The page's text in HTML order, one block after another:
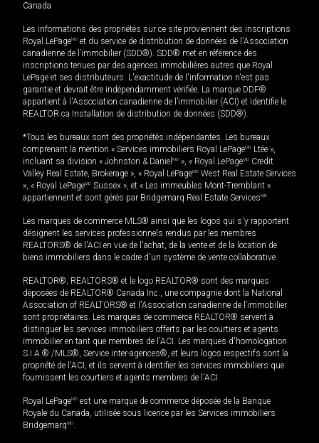
Canada
Les informations des propriétés sur ce site proviennent des inscriptions
Royal LePageMD et du service de distribution de données de l'Association
canadienne de l’immobilier (SDD®). SDD® met en référence des
inscriptions tenues par des agences immobilières autres que Royal
LePage et ses distributeurs. L'exactitude de l'information n'est pas
garantie et devrait être indépendamment vérifiée. La marque DDF®
appartient à l'Association canadienne de l’immobilier (ACI) et identifie le
REALTOR.ca Installation de distribution de données (SDD®).
*Tous les bureaux sont des propriétés indépendantes. Les bureaux
comprenant la mention « Services immobiliers Royal LePageMD Ltée »,
incluant sa division « Johnston & Daniel MD », « Royal LePageMD Credit
Valley Real Estate, Brokerage », « Royal LePageMD West Real Estate Services
», « Royal LePageMD Sussex », et « Les immeubles Mont-Tremblant »
appartiennent et sont gérés par Bridgemarq Real Estate ServicesMD.
Les marques de commerce MLS® ainsi que les logos qui s'y rapportent
désignent les services professionnels rendus par les membres
REALTORS® de l'ACI en vue de l'achat, de la vente et de la location de
biens immobiliers dans le cadre d'un système de vente collaborative.
REALTOR®, REALTORS® et le logo REALTOR® sont des marques
déposées de REALTOR® Canada Inc., une compagnie dont la National
Association of REALTORS® et l'Association canadienne de l’immobilier
sont propriétaires. Les marques de commerce REALTOR® servent à
distinguer les services immobiliers offerts par les courtiers et agents
immobilier en tant que membres de l'ACI. Les marques d'homologation
S.I.A.® /MLS®, Service inter-agences®, et leurs logos respectifs sont la
propriété de l'ACI, et ils servent à identifier les services immobiliers que
fournissent les courtiers et agents membres de l'ACI.
Royal LePageMD est une marque de commerce déposée de la Banque
Royale du Canada, utilisée sous licence par les Services immobiliers
BridgemarqMD.